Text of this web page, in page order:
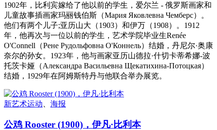
1902年，比利宾嫁给了他以前的学生，爱尔兰 - 俄罗斯画家和
儿童故事插画家玛丽钱伯斯（Мария Яковлевна Чемберс）。
他们有两个儿子;亚历山大（1903）和伊万（1908）。1912
年，他再次与一位以前的学生，艺术学院毕业生Renée
O'Connell（Рене Рудольфовна О'Коннель）结婚，丹尼尔·奥康
奈尔的孙女。1923年，他与画家亚历山德拉·什切卡蒂希娜-波
托茨卡娅（Александра Васильевна Щекатихина-Потоцкая）
结婚，1929年在阿姆斯特丹与他联合举办展览。
新艺术运动 海报
公鸡 Rooster (1900)，伊凡·比利本